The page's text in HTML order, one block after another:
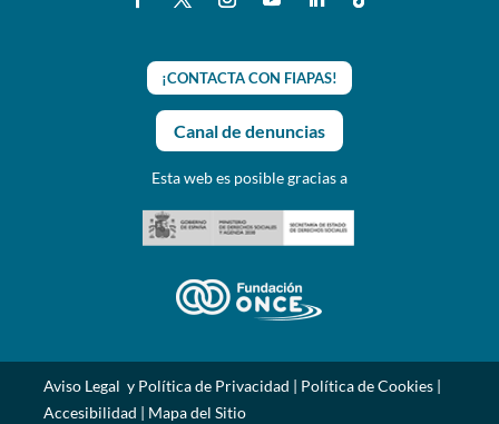
¡CONTACTA CON FIAPAS!
Canal de denuncias
Esta web es posible gracias a
Aviso Legal y Política de Privacidad | Política de Cookies|
Accesibilidad | Mapa del Sitio